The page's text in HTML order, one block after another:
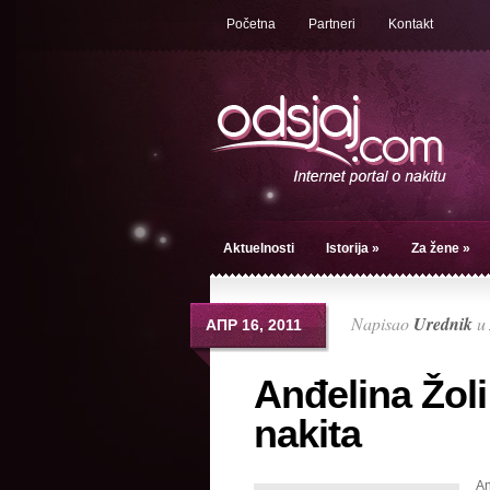
Početna Partneri Kontakt
Aktuelnosti Istorija » Za žene »
АПР 16, 2011 Napisao Urednik u
Anđelina
nakita